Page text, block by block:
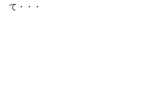
て・・・